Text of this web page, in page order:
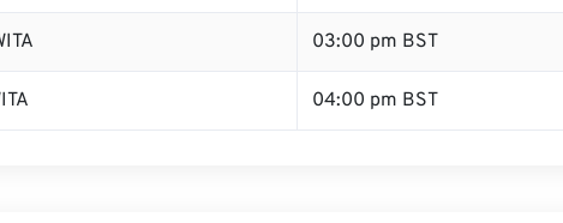
03:00 pm BST
04:00 pm BST